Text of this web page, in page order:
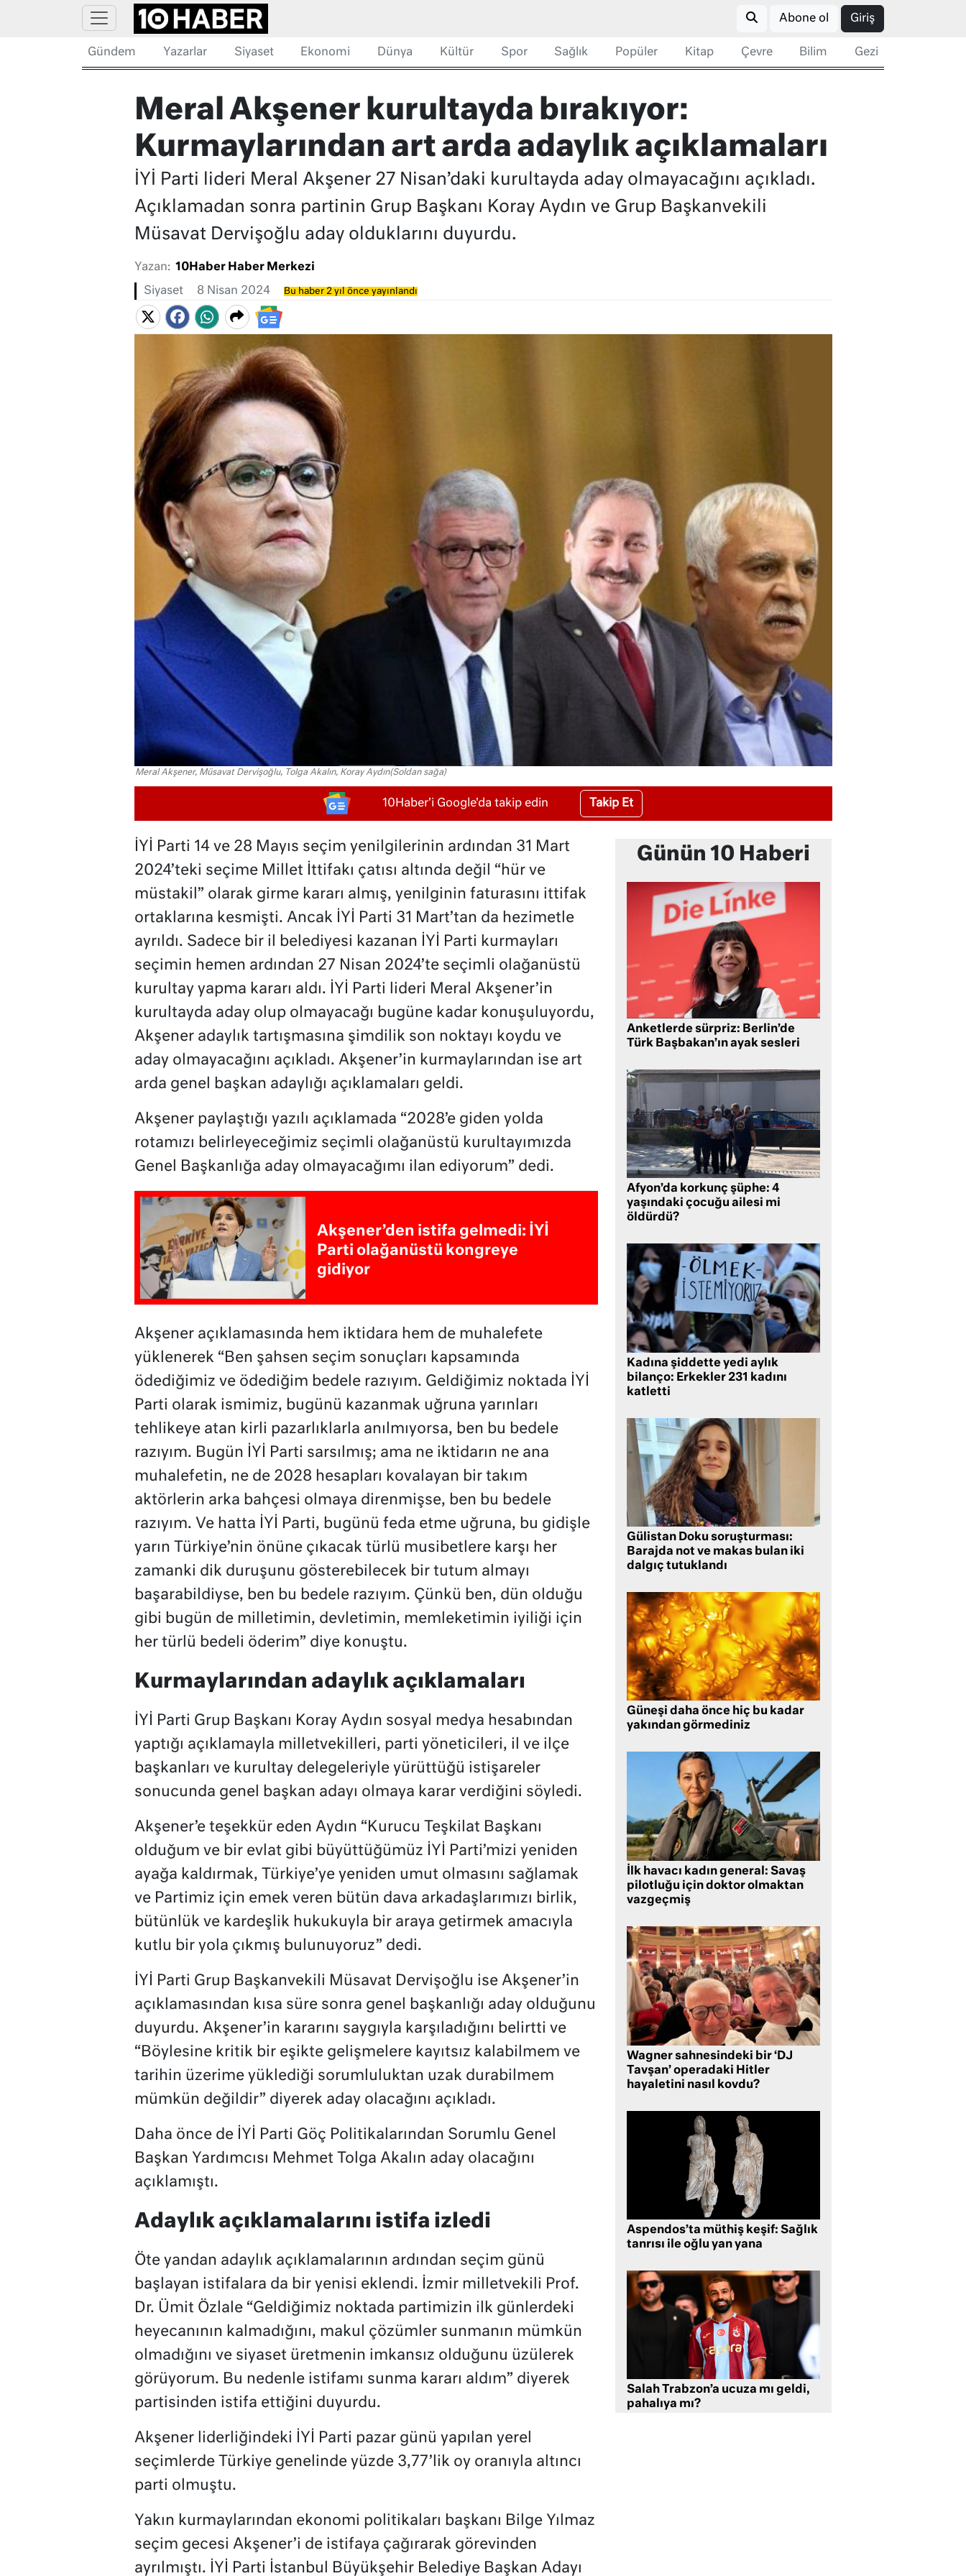
Abone ol Giriş
Gündem Yazarlar Siyaset Ekonomi Dünya Kültür Spor Sağlık Popüler Kitap Çevre Bilim Gezi
Meral Akşener kurultayda bırakıyor:
Kurmaylarından art arda adaylık açıklamaları
İYİ Parti lideri Meral Akşener 27 Nisan’daki kurultayda aday olmayacağını açıkladı.
Açıklamadan sonra partinin Grup Başkanı Koray Aydın ve Grup Başkanvekili
Müsavat Dervişoğlu aday olduklarını duyurdu.
Yazan: 10Haber Haber Merkezi
Siyaset 8 Nisan 2024 Bu haber 2 yıl önce yayınlandı
Meral Akşener, Müsavat Dervişoğlu, Tolga Akalın, Koray Aydın(Soldan sağa)
10Haber'i Google'da takip edin Takip Et
İYİ Parti 14 ve 28 Mayıs seçim yenilgilerinin ardından 31 Mart
2024’teki seçime Millet İttifakı çatısı altında değil “hür ve
müstakil” olarak girme kararı almış, yenilginin faturasını ittifak
ortaklarına kesmişti. Ancak İYİ Parti 31 Mart’tan da hezimetle
ayrıldı. Sadece bir il belediyesi kazanan İYİ Parti kurmayları
seçimin hemen ardından 27 Nisan 2024’te seçimli olağanüstü
kurultay yapma kararı aldı. İYİ Parti lideri Meral Akşener’in
kurultayda aday olup olmayacağı bugüne kadar konuşuluyordu,
Akşener adaylık tartışmasına şimdilik son noktayı koydu ve
aday olmayacağını açıkladı. Akşener’in kurmaylarından ise art
arda genel başkan adaylığı açıklamaları geldi.
Akşener paylaştığı yazılı açıklamada “2028’e giden yolda
rotamızı belirleyeceğimiz seçimli olağanüstü kurultayımızda
Genel Başkanlığa aday olmayacağımı ilan ediyorum” dedi.
Akşener’den istifa gelmedi: İYİ
Parti olağanüstü kongreye
gidiyor
Akşener açıklamasında hem iktidara hem de muhalefete
yüklenerek “Ben şahsen seçim sonuçları kapsamında
ödediğimiz ve ödediğim bedele razıyım. Geldiğimiz noktada İYİ
Parti olarak ismimiz, bugünü kazanmak uğruna yarınları
tehlikeye atan kirli pazarlıklarla anılmıyorsa, ben bu bedele
razıyım. Bugün İYİ Parti sarsılmış; ama ne iktidarın ne ana
muhalefetin, ne de 2028 hesapları kovalayan bir takım
aktörlerin arka bahçesi olmaya direnmişse, ben bu bedele
razıyım. Ve hatta İYİ Parti, bugünü feda etme uğruna, bu gidişle
yarın Türkiye’nin önüne çıkacak türlü musibetlere karşı her
zamanki dik duruşunu gösterebilecek bir tutum almayı
başarabildiyse, ben bu bedele razıyım. Çünkü ben, dün olduğu
gibi bugün de milletimin, devletimin, memleketimin iyiliği için
her türlü bedeli öderim” diye konuştu.
Kurmaylarından adaylık açıklamaları
İYİ Parti Grup Başkanı Koray Aydın sosyal medya hesabından
yaptığı açıklamayla milletvekilleri, parti yöneticileri, il ve ilçe
başkanları ve kurultay delegeleriyle yürüttüğü istişareler
sonucunda genel başkan adayı olmaya karar verdiğini söyledi.
Akşener’e teşekkür eden Aydın “Kurucu Teşkilat Başkanı
olduğum ve bir evlat gibi büyüttüğümüz İYİ Parti’mizi yeniden
ayağa kaldırmak, Türkiye’ye yeniden umut olmasını sağlamak
ve Partimiz için emek veren bütün dava arkadaşlarımızı birlik,
bütünlük ve kardeşlik hukukuyla bir araya getirmek amacıyla
kutlu bir yola çıkmış bulunuyoruz” dedi.
İYİ Parti Grup Başkanvekili Müsavat Dervişoğlu ise Akşener’in
açıklamasından kısa süre sonra genel başkanlığı aday olduğunu
duyurdu. Akşener’in kararını saygıyla karşıladığını belirtti ve
“Böylesine kritik bir eşikte gelişmelere kayıtsız kalabilmem ve
tarihin üzerime yüklediği sorumluluktan uzak durabilmem
mümkün değildir” diyerek aday olacağını açıkladı.
Daha önce de İYİ Parti Göç Politikalarından Sorumlu Genel
Başkan Yardımcısı Mehmet Tolga Akalın aday olacağını
açıklamıştı.
Adaylık açıklamalarını istifa izledi
Öte yandan adaylık açıklamalarının ardından seçim günü
başlayan istifalara da bir yenisi eklendi. İzmir milletvekili Prof.
Dr. Ümit Özlale “Geldiğimiz noktada partimizin ilk günlerdeki
heyecanının kalmadığını, makul çözümler sunmanın mümkün
olmadığını ve siyaset üretmenin imkansız olduğunu üzülerek
görüyorum. Bu nedenle istifamı sunma kararı aldım” diyerek
partisinden istifa ettiğini duyurdu.
Akşener liderliğindeki İYİ Parti pazar günü yapılan yerel
seçimlerde Türkiye genelinde yüzde 3,77’lik oy oranıyla altıncı
parti olmuştu.
Yakın kurmaylarından ekonomi politikaları başkanı Bilge Yılmaz
seçim gecesi Akşener’i de istifaya çağırarak görevinden
ayrılmıştı. İYİ Parti İstanbul Büyükşehir Belediye Başkan Adayı
Günün 10 Haberi
Anketlerde sürpriz: Berlin’de
Türk Başbakan’ın ayak sesleri
Afyon’da korkunç şüphe: 4
yaşındaki çocuğu ailesi mi
öldürdü?
Kadına şiddette yedi aylık
bilanço: Erkekler 231 kadını
katletti
Gülistan Doku soruşturması:
Barajda not ve makas bulan iki
dalgıç tutuklandı
Güneşi daha önce hiç bu kadar
yakından görmediniz
İlk havacı kadın general: Savaş
pilotluğu için doktor olmaktan
vazgeçmiş
Wagner sahnesindeki bir ‘DJ
Tavşan’ operadaki Hitler
hayaletini nasıl kovdu?
Aspendos’ta müthiş keşif: Sağlık
tanrısı ile oğlu yan yana
Salah Trabzon’a ucuza mı geldi,
pahalıya mı?